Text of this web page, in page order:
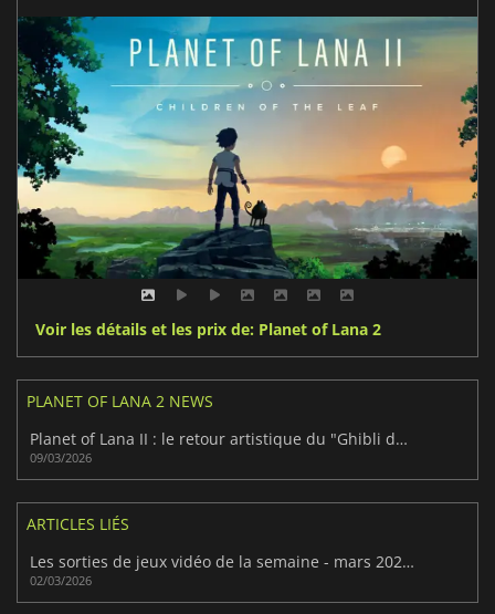
Voir les détails et les prix de: Planet of Lana 2
PLANET OF LANA 2 NEWS
Planet of Lana II : le retour artistique du "Ghibli du jeu".
09/03/2026
ARTICLES LIÉS
Les sorties de jeux vidéo de la semaine - mars 2026 (semaine 10)
02/03/2026